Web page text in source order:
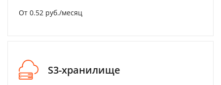
От 0.52 руб./месяц
S3-хранилище